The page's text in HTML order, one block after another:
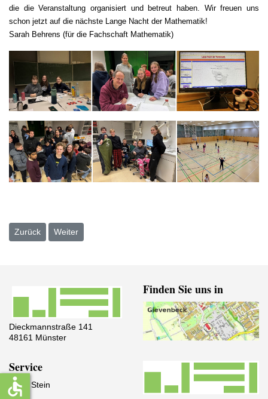
die die Veranstaltung organisiert und betreut haben. Wir freuen uns
schon jetzt auf die nächste Lange Nacht der Mathematik!
Sarah Behrens (für die Fachschaft Mathematik)
Vorheriger Beitrag: Überraschung in der Vorweihnachtszeit -
Zurück Nächster Beitrag: (WN) Die Täuferstadt Münster räumt
Weiter
Dieckmannstraße 141
48161 Münster
Finden Sie uns in
Service
IServ Stein
accessible